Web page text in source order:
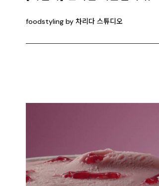
foodstyling by 차리다 스튜디오